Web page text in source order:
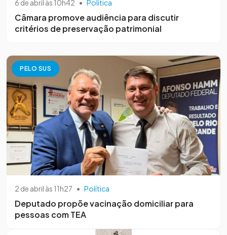
6 de abril às 10h42 • Política
Câmara promove audiência para discutir
critérios de preservação patrimonial
PELO SUS
2 de abril às 11h27 • Política
Deputado propõe vacinação domiciliar para
pessoas com TEA